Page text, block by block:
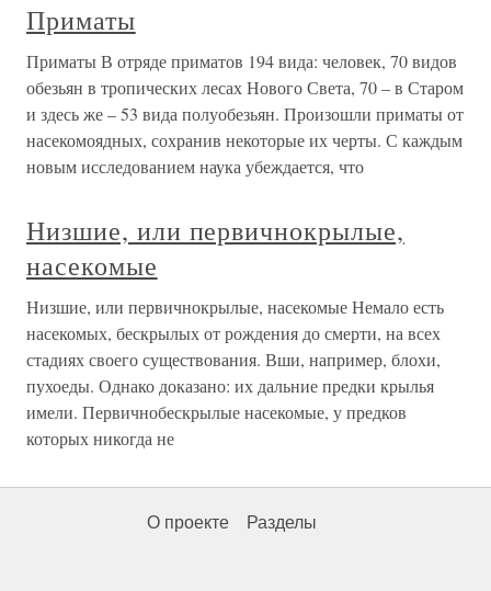
Приматы
Приматы В отряде приматов 194 вида: человек, 70 видов
обезьян в тропических лесах Нового Света, 70 – в Старом
и здесь же – 53 вида полуобезьян. Произошли приматы от
насекомоядных, сохранив некоторые их черты. С каждым
новым исследованием наука убеждается, что
Низшие, или первичнокрылые,
насекомые
Низшие, или первичнокрылые, насекомые Немало есть
насекомых, бескрылых от рождения до смерти, на всех
стадиях своего существования. Вши, например, блохи,
пухоеды. Однако доказано: их дальние предки крылья
имели. Первичнобескрылые насекомые, у предков
которых никогда не
О проекте Разделы